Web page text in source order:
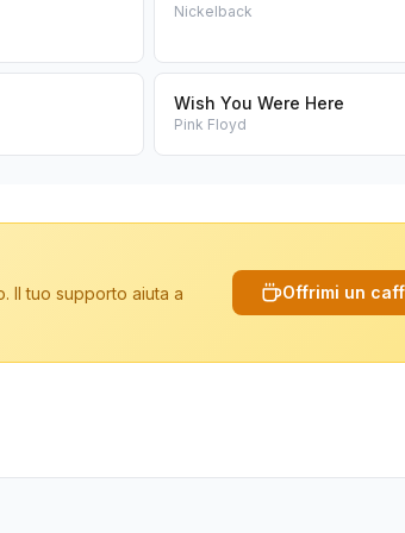
Nickelback
Wish You Were Here
Pink Floyd
Il tuo supporto aiuta a
Offrimi un